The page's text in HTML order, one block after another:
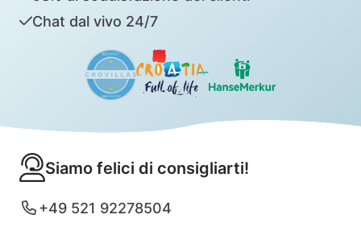
Chat dal vivo 24/7
Siamo felici di consigliarti!
+49 521 92278504